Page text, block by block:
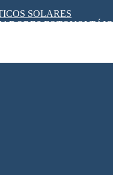
SOLARES